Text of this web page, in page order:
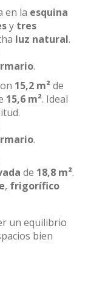
en la esquina
y tres
luz natural.
.
15,2 m²de
15,6 m². Ideal
.
de 18,8 m².
, frigorífico
un equilibrio
bien